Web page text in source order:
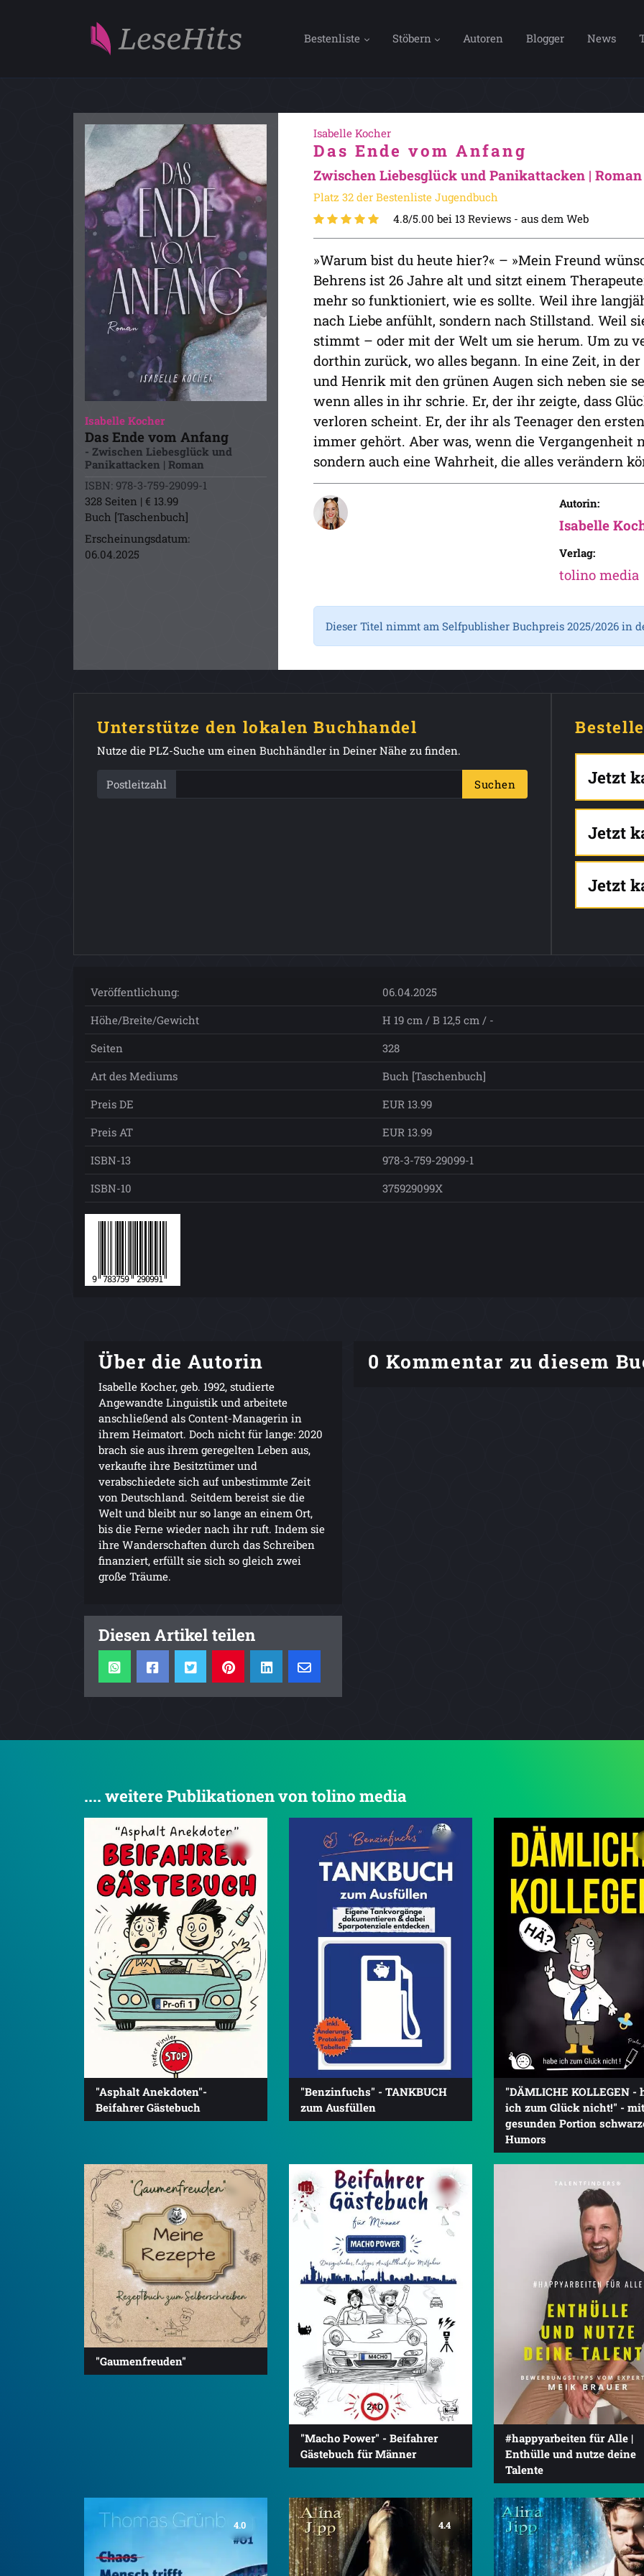
Bestenliste Stöbern Autoren Blogger News
Isabelle Kocher
Das Ende vom Anfang
- Zwischen Liebesglück und
Panikattacken | Roman
ISBN: 978-3-759-29099-1
328 Seiten | € 13.99
Buch [Taschenbuch]
Erscheinungsdatum:
06.04.2025
Isabelle Kocher
Das Ende vom Anfang
Zwischen Liebesglück und Panikattacken | Roman
Platz 32 der Bestenliste Jugendbuch
4.8/5.00 bei 13 Reviews - aus dem Web
»Warum bist du heute hier?« – »Mein Freund
Behrens ist 26 Jahre alt und sitzt einem
mehr so funktioniert, wie es sollte. Weil ihre
nach Liebe anfühlt, sondern nach Stillstand. Weil
stimmt – oder mit der Welt um sie herum. Um zu
dorthin zurück, wo alles begann. In eine Zeit, in
und Henrik mit den grünen Augen sich neben sie
wenn alles in ihr schrie. Er, der ihr zeigte, dass
verloren scheint. Er, der ihr als Teenager den
immer gehört. Aber was, wenn die
sondern auch eine Wahrheit, die alles verändern
Autorin:
Isabelle
Verlag:
tolino media
Dieser Titel nimmt am Selfpublisher Buchpreis 2025/2026 in
Unterstütze den lokalen Buchhandel
Nutze die PLZ-Suche um einen Buchhändler in Deiner Nähe zu finden.
Postleitzahl Suchen Jetzt
Jetzt
Jetzt
Veröffentlichung:
06.04.2025
Höhe/Breite/Gewicht
H 19 cm / B 12,5 cm / -
Seiten
328
Art des Mediums
Buch [Taschenbuch]
Preis DE
EUR 13.99
Preis AT
EUR 13.99
ISBN-13
978-3-759-29099-1
ISBN-10
375929099X
Über die Autorin
Isabelle Kocher, geb. 1992, studierte
Angewandte Linguistik und arbeitete
anschließend als Content-Managerin in
ihrem Heimatort. Doch nicht für lange: 2020
brach sie aus ihrem geregelten Leben aus,
verkaufte ihre Besitztümer und
verabschiedete sich auf unbestimmte Zeit
von Deutschland. Seitdem bereist sie die
Welt und bleibt nur so lange an einem Ort,
bis die Ferne wieder nach ihr ruft. Indem sie
ihre Wanderschaften durch das Schreiben
finanziert, erfüllt sie sich so gleich zwei
große Träume.
Diesen Artikel teilen
0 Kommentar zu diesem
.... weitere Publikationen von tolino media
"Asphalt Anekdoten"-
Beifahrer Gästebuch
"Benzinfuchs" - TANKBUCH
zum Ausfüllen
"DÄMLICHE KOLLEGEN -
ich zum Glück nicht!" -
gesunden Portion
Humors
"Gaumenfreuden"
"Macho Power" - Beifahrer
Gästebuch für Männer
#happyarbeiten für Alle |
Enthülle und nutze deine
Talente
4.0 4.4